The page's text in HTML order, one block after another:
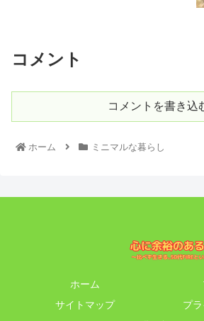
コメント
コメントを書き込
ホーム ミニマルな暮らし
ホーム
サイトマップ
プ